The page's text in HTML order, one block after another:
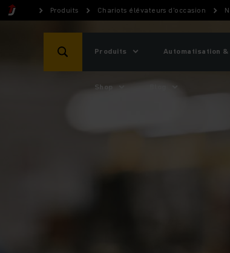
Produits Chariots élévateurs d’occasion
Produits Automatisation &
Shop